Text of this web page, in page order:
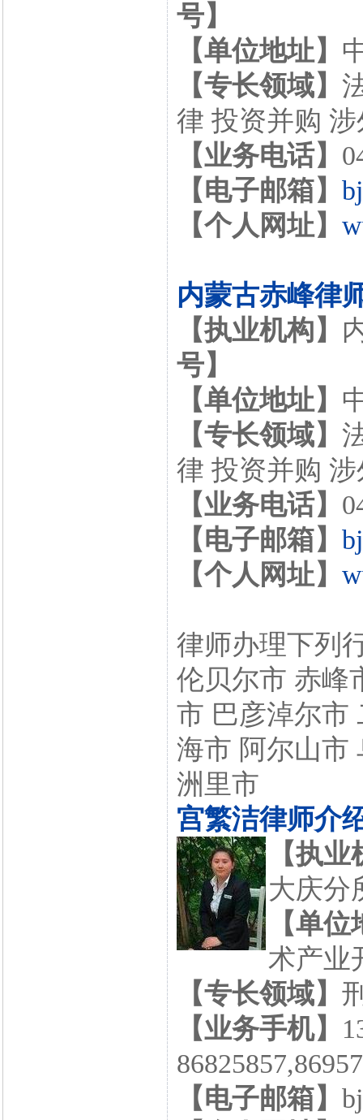
号】
【单位地址】
【专长领域】
律 投资并购
【业务电话】
【电子邮箱】
【个人网址】
内蒙古赤峰律
【执业机构】
号】
【单位地址】
【专长领域】
律 投资并购
【业务电话】
【电子邮箱】
【个人网址】
律师办理下列
伦贝尔市 赤峰
市 巴彦淖尔市
海市 阿尔山市
洲里市
宫繁洁律师介
【执
大庆
【单
术产业
【专长领域】
【业务手机】
【电子邮箱】